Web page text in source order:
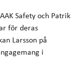
Safety och Patrik
för deras
Larsson på
i